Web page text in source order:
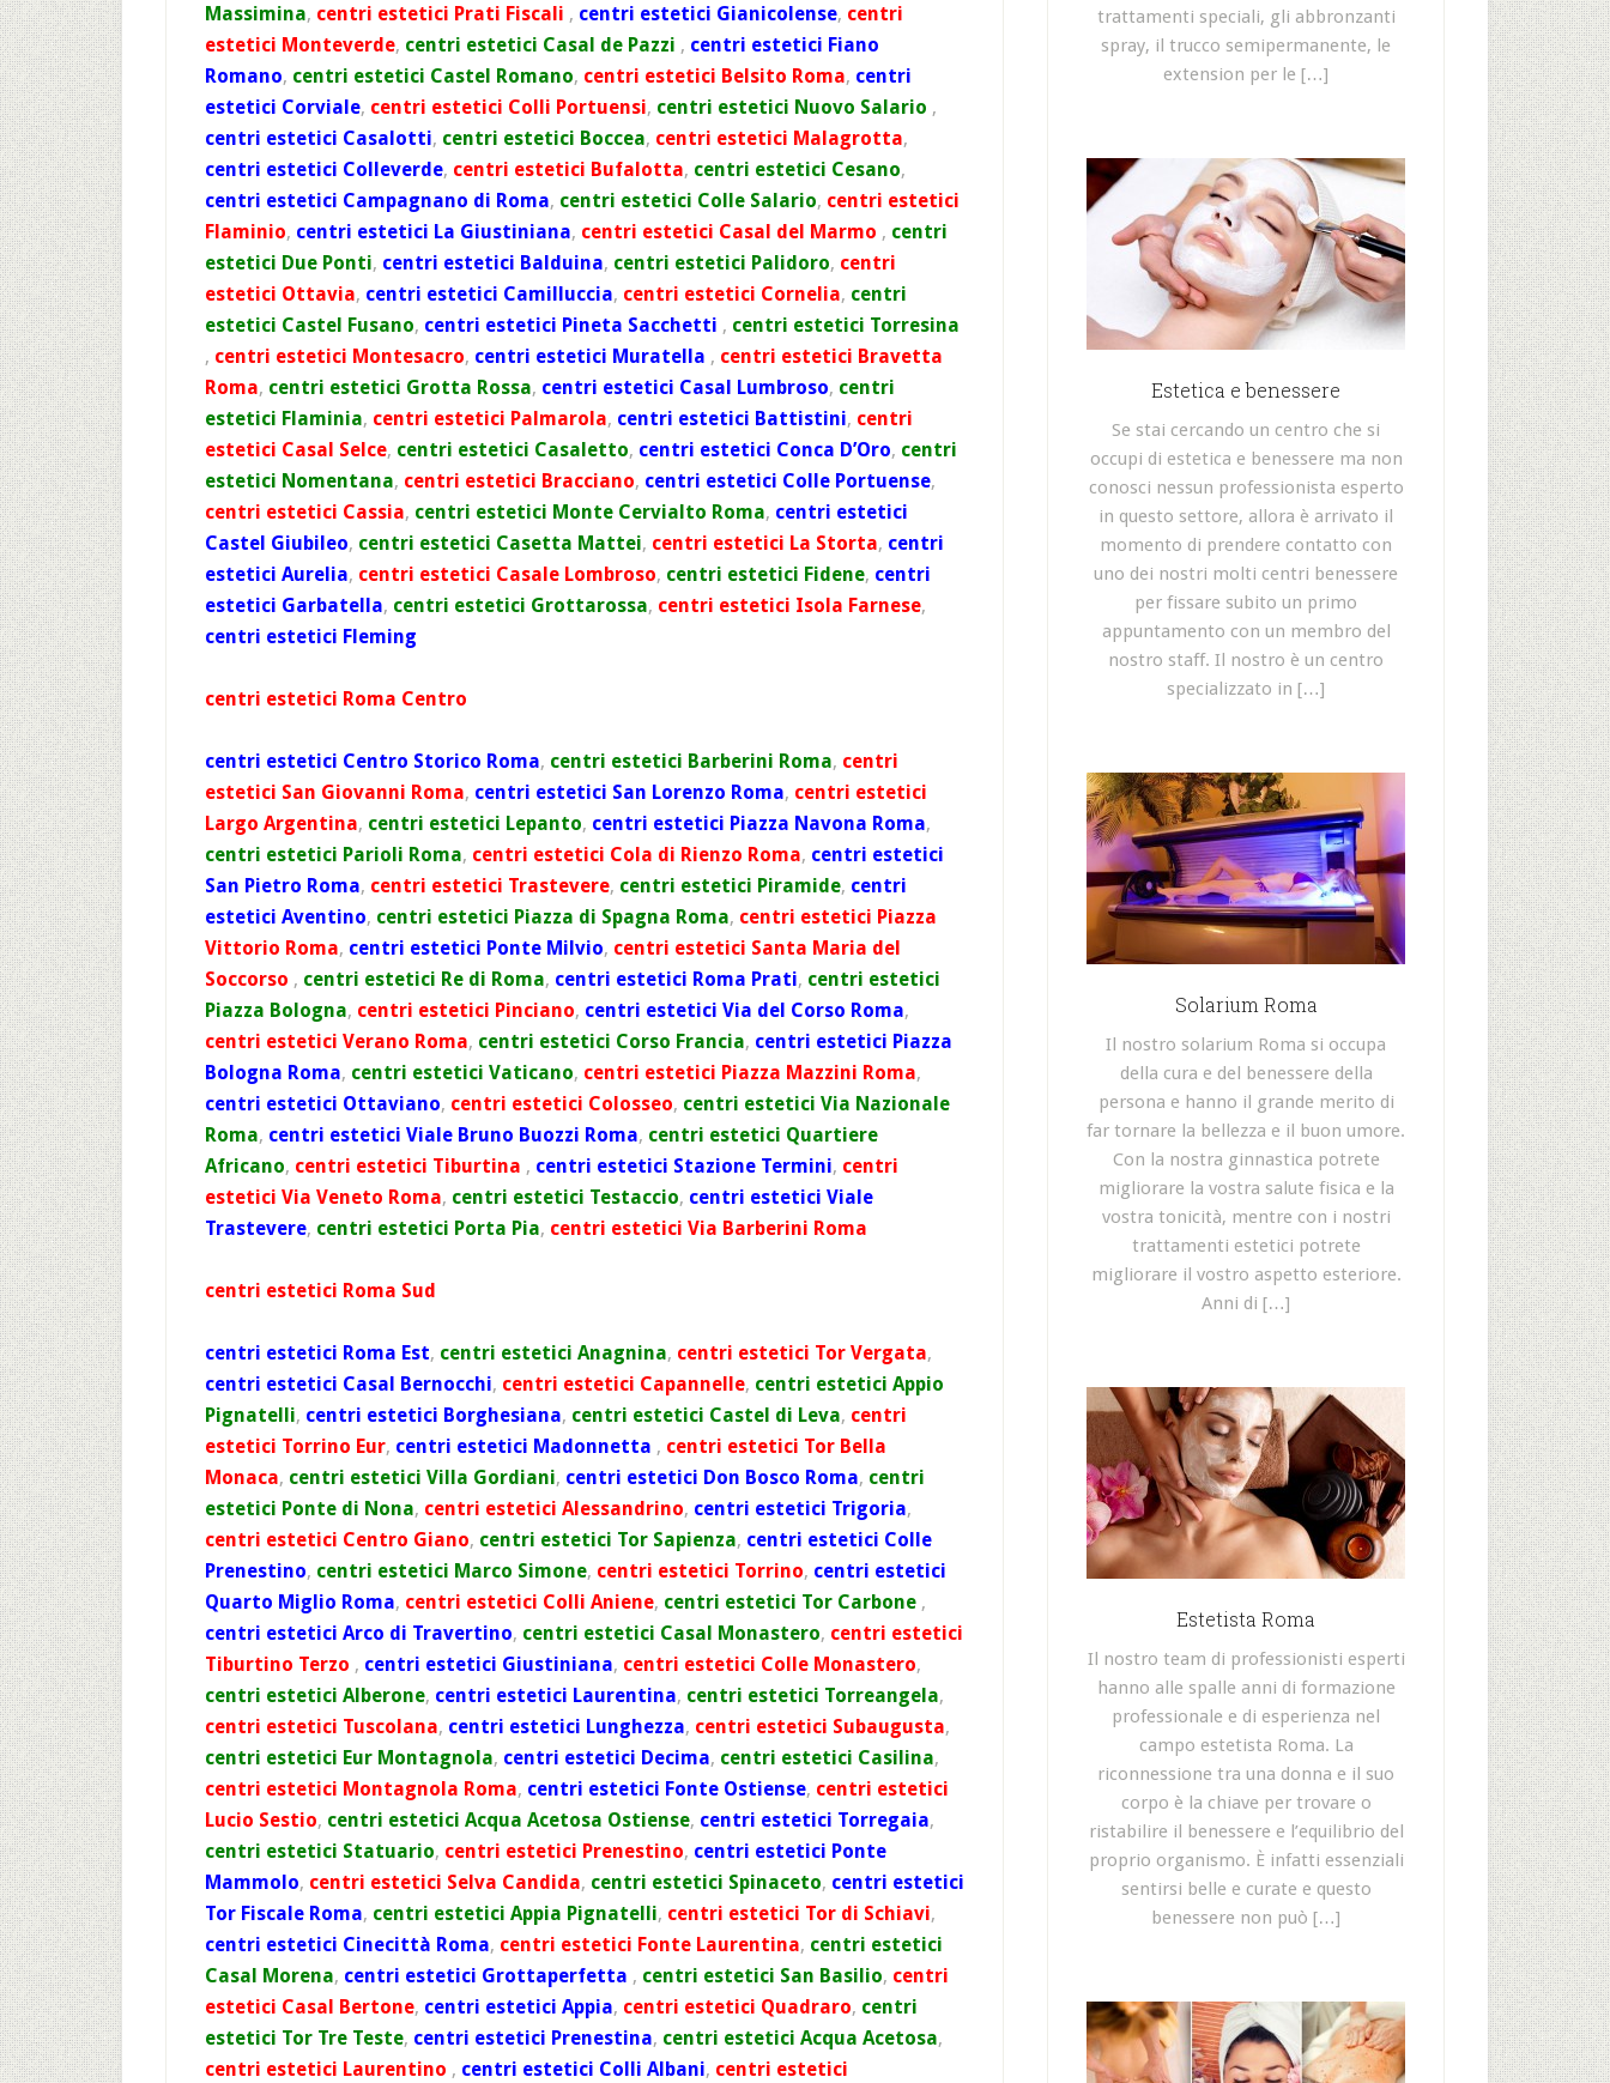
Massimina, centri estetici Prati Fiscali , centri estetici Gianicolense, centri
estetici Monteverde, centri estetici Casal de Pazzi , centri estetici Fiano
Romano, centri estetici Castel Romano, centri estetici Belsito Roma, centri
estetici Corviale, centri estetici Colli Portuensi, centri estetici Nuovo Salario ,
centri estetici Casalotti, centri estetici Boccea, centri estetici Malagrotta,
centri estetici Colleverde, centri estetici Bufalotta, centri estetici Cesano,
centri estetici Campagnano di Roma, centri estetici Colle Salario, centri estetici
Flaminio, centri estetici La Giustiniana, centri estetici Casal del Marmo , centri
estetici Due Ponti, centri estetici Balduina, centri estetici Palidoro, centri
estetici Ottavia, centri estetici Camilluccia, centri estetici Cornelia, centri
estetici Castel Fusano, centri estetici Pineta Sacchetti , centri estetici Torresina
, centri estetici Montesacro, centri estetici Muratella , centri estetici Bravetta
Roma, centri estetici Grotta Rossa, centri estetici Casal Lumbroso, centri
estetici Flaminia, centri estetici Palmarola, centri estetici Battistini, centri
estetici Casal Selce, centri estetici Casaletto, centri estetici Conca D’Oro, centri
estetici Nomentana, centri estetici Bracciano, centri estetici Colle Portuense,
centri estetici Cassia, centri estetici Monte Cervialto Roma, centri estetici
Castel Giubileo, centri estetici Casetta Mattei, centri estetici La Storta, centri
estetici Aurelia, centri estetici Casale Lombroso, centri estetici Fidene, centri
estetici Garbatella, centri estetici Grottarossa, centri estetici Isola Farnese,
centri estetici Fleming
centri estetici Roma Centro
centri estetici Centro Storico Roma, centri estetici Barberini Roma, centri
estetici San Giovanni Roma, centri estetici San Lorenzo Roma, centri estetici
Largo Argentina, centri estetici Lepanto, centri estetici Piazza Navona Roma,
centri estetici Parioli Roma, centri estetici Cola di Rienzo Roma, centri estetici
San Pietro Roma, centri estetici Trastevere, centri estetici Piramide, centri
estetici Aventino, centri estetici Piazza di Spagna Roma, centri estetici Piazza
Vittorio Roma, centri estetici Ponte Milvio, centri estetici Santa Maria del
Soccorso , centri estetici Re di Roma, centri estetici Roma Prati, centri estetici
Piazza Bologna, centri estetici Pinciano, centri estetici Via del Corso Roma,
centri estetici Verano Roma, centri estetici Corso Francia, centri estetici Piazza
Bologna Roma, centri estetici Vaticano, centri estetici Piazza Mazzini Roma,
centri estetici Ottaviano, centri estetici Colosseo, centri estetici Via Nazionale
Roma, centri estetici Viale Bruno Buozzi Roma, centri estetici Quartiere
Africano, centri estetici Tiburtina , centri estetici Stazione Termini, centri
estetici Via Veneto Roma, centri estetici Testaccio, centri estetici Viale
Trastevere, centri estetici Porta Pia, centri estetici Via Barberini Roma
centri estetici Roma Sud
centri estetici Roma Est, centri estetici Anagnina, centri estetici Tor Vergata,
centri estetici Casal Bernocchi, centri estetici Capannelle, centri estetici Appio
Pignatelli, centri estetici Borghesiana, centri estetici Castel di Leva, centri
estetici Torrino Eur, centri estetici Madonnetta , centri estetici Tor Bella
Monaca, centri estetici Villa Gordiani, centri estetici Don Bosco Roma, centri
estetici Ponte di Nona, centri estetici Alessandrino, centri estetici Trigoria,
centri estetici Centro Giano, centri estetici Tor Sapienza, centri estetici Colle
Prenestino, centri estetici Marco Simone, centri estetici Torrino, centri estetici
Quarto Miglio Roma, centri estetici Colli Aniene, centri estetici Tor Carbone ,
centri estetici Arco di Travertino, centri estetici Casal Monastero, centri estetici
Tiburtino Terzo , centri estetici Giustiniana, centri estetici Colle Monastero,
centri estetici Alberone, centri estetici Laurentina, centri estetici Torreangela,
centri estetici Tuscolana, centri estetici Lunghezza, centri estetici Subaugusta,
centri estetici Eur Montagnola, centri estetici Decima, centri estetici Casilina,
centri estetici Montagnola Roma, centri estetici Fonte Ostiense, centri estetici
Lucio Sestio, centri estetici Acqua Acetosa Ostiense, centri estetici Torregaia,
centri estetici Statuario, centri estetici Prenestino, centri estetici Ponte
Mammolo, centri estetici Selva Candida, centri estetici Spinaceto, centri estetici
Tor Fiscale Roma, centri estetici Appia Pignatelli, centri estetici Tor di Schiavi,
centri estetici Cinecittà Roma, centri estetici Fonte Laurentina, centri estetici
Casal Morena, centri estetici Grottaperfetta , centri estetici San Basilio, centri
estetici Casal Bertone, centri estetici Appia, centri estetici Quadraro, centri
estetici Tor Tre Teste, centri estetici Prenestina, centri estetici Acqua Acetosa,
centri estetici Laurentino , centri estetici Colli Albani, centri estetici
trattamenti speciali, gli abbronzanti
spray, il trucco semipermanente, le
extension per le […]
Estetica e benessere
Se stai cercando un centro che si
occupi di estetica e benessere ma non
conosci nessun professionista esperto
in questo settore, allora è arrivato il
momento di prendere contatto con
uno dei nostri molti centri benessere
per fissare subito un primo
appuntamento con un membro del
nostro staff. Il nostro è un centro
specializzato in […]
Solarium Roma
Il nostro solarium Roma si occupa
della cura e del benessere della
persona e hanno il grande merito di
far tornare la bellezza e il buon umore.
Con la nostra ginnastica potrete
migliorare la vostra salute fisica e la
vostra tonicità, mentre con i nostri
trattamenti estetici potrete
migliorare il vostro aspetto esteriore.
Anni di […]
Estetista Roma
Il nostro team di professionisti esperti
hanno alle spalle anni di formazione
professionale e di esperienza nel
campo estetista Roma. La
riconnessione tra una donna e il suo
corpo è la chiave per trovare o
ristabilire il benessere e l’equilibrio del
proprio organismo. È infatti essenziali
sentirsi belle e curate e questo
benessere non può […]